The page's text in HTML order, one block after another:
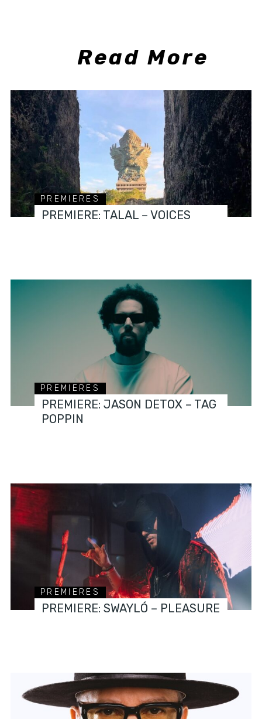
Read More
PREMIERES
PREMIERE: TALAL – VOICES
PREMIERES
PREMIERE: JASON DETOX – TAG
POPPIN
PREMIERES
PREMIERE: SWAYLÓ – PLEASURE